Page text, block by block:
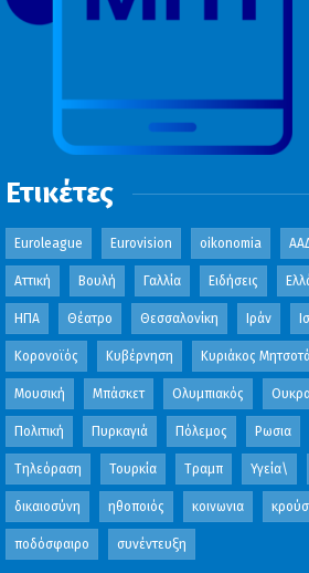
Ετικέτες
Euroleague Eurovision oikonomia
Αττική Βουλή Γαλλία Ειδήσεις
ΗΠΑ Θέατρο Θεσσαλονίκη Ιράν
Κορονοϊός Κυβέρνηση Κυριάκος
Μουσική Μπάσκετ Ολυμπιακός
Πολιτική Πυρκαγιά Πόλεμος Ρωσια
Τηλεόραση Τουρκία Τραμπ Υγεία\
δικαιοσύνη ηθοποιός κοινωνια
ποδόσφαιρο συνέντευξη